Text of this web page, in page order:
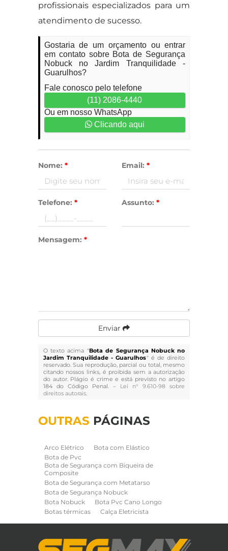
profissionais especializados para um
atendimento de sucesso.
Gostaria de um orçamento ou entrar
em contato sobre Bota de Segurança
Nobuck no Jardim Tranquilidade -
Guarulhos?
Fale conosco pelo telefone
(11) 2086-4440
Ou em nosso WhatsApp
Clicando aqui
Nome: * Email: *
Telefone: * Assunto: *
Mensagem: *
Enviar
O texto acima "Bota de Segurança Nobuck no
Jardim Tranquilidade - Guarulhos" é de direito
reservado. Sua reprodução, parcial ou total, mesmo
citando nossos links, é proibida sem a autorização
do autor. Plágio é crime e está previsto no artigo
184 do Código Penal. – Lei n° 9.610-98 sobre
direitos autorais.
OUTRAS PÁGINAS
Arco Elétrico
Bota com Elástico
Bota de Pvc
Bota de Segurança com Biqueira de
Composite
Bota de Segurança com Metatarso
Bota de Segurança Nobuck
Bota Nobuck
Bota Pvc Cano Longo
Botas térmicas
Calça Eletricista
Capa de Chuva